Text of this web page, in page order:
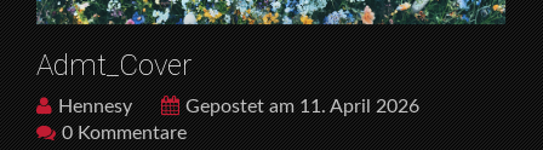
Admt_Cover
Hennesy
Gepostet am 11. April 2026
0 Kommentare